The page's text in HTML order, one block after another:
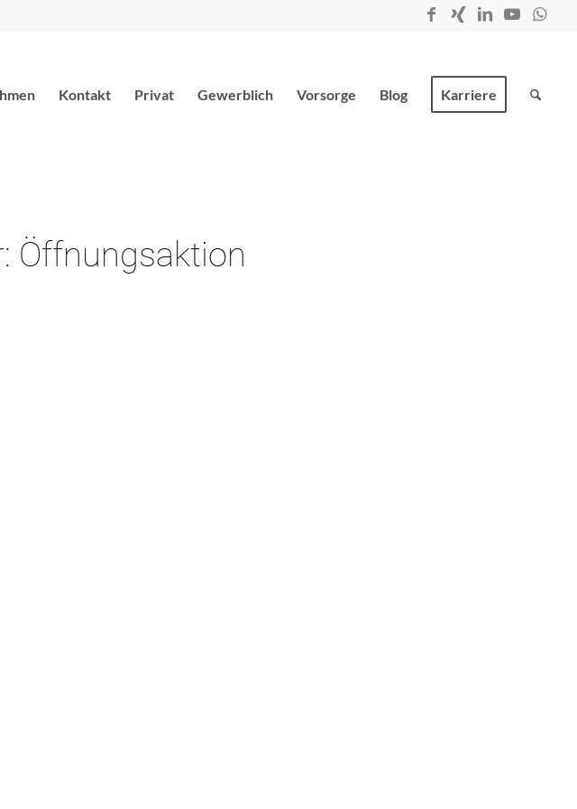
Kontakt Privat Gewerblich Vorsorge Blog Karriere
Öffnungsaktion